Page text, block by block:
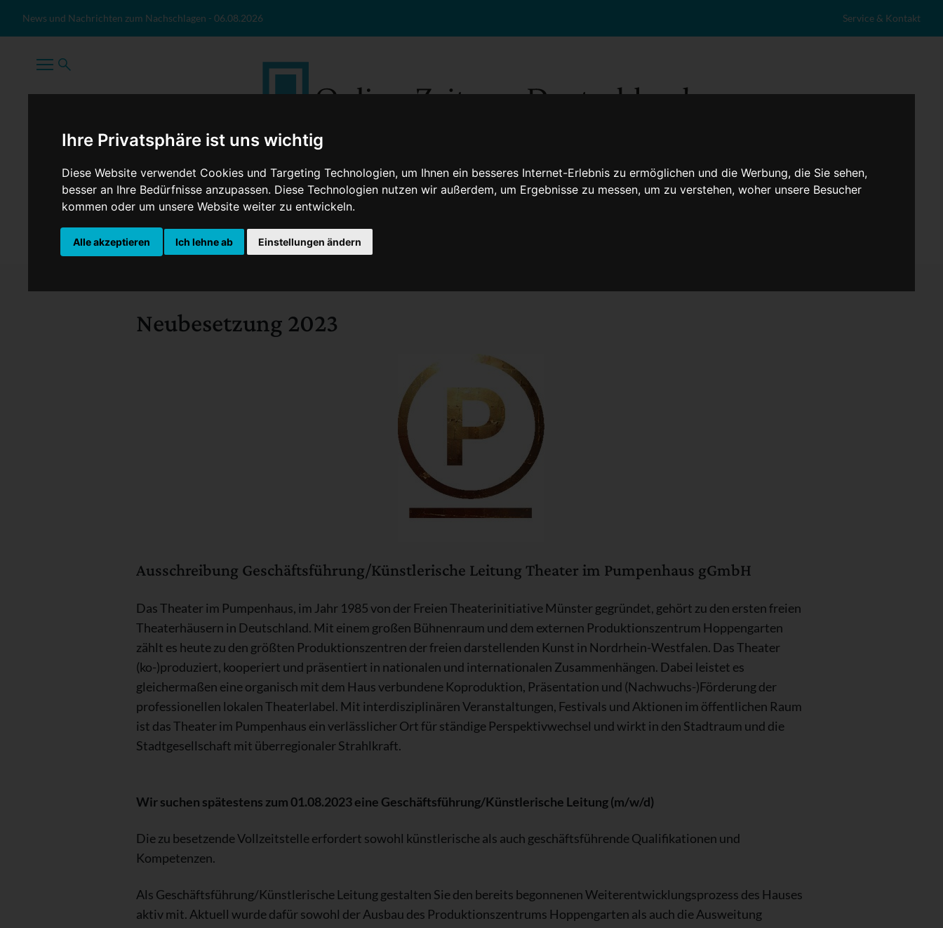
Ihre Privatsphäre ist uns wichtig
Diese Website verwendet Cookies und Targeting Technologien, um Ihnen ein besseres Internet-Erlebnis zu ermöglichen und die Werbung, die Sie sehen,
besser an Ihre Bedürfnisse anzupassen. Diese Technologien nutzen wir außerdem, um Ergebnisse zu messen, um zu verstehen, woher unsere Besucher
kommen oder um unsere Website weiter zu entwickeln.
Alle akzeptieren Ich lehne ab Einstellungen ändern
News und Nachrichten zum Nachschlagen - 06.08.2026 Service & Kontakt
TopNews Politik Sport Wirtschaft Firmennews Gesellschaft
Neubesetzung 2023
Ausschreibung Geschäftsführung/Künstlerische Leitung Theater im Pumpenhaus gGmbH
Das Theater im Pumpenhaus, im Jahr 1985 von der Freien Theaterinitiative Münster gegründet, gehört zu den ersten freien
Theaterhäusern in Deutschland. Mit einem großen Bühnenraum und dem externen Produktionszentrum Hoppengarten
zählt es heute zu den größten Produktionszentren der freien darstellenden Kunst in Nordrhein-Westfalen. Das Theater
(ko-)produziert, kooperiert und präsentiert in nationalen und internationalen Zusammenhängen. Dabei leistet es
gleichermaßen eine organisch mit dem Haus verbundene Koproduktion, Präsentation und (Nachwuchs-)Förderung der
professionellen lokalen Theaterlabel. Mit interdisziplinären Veranstaltungen, Festivals und Aktionen im öffentlichen Raum
ist das Theater im Pumpenhaus ein verlässlicher Ort für ständige Perspektivwechsel und wirkt in den Stadtraum und die
Stadtgesellschaft mit überregionaler Strahlkraft.
Wir suchen spätestens zum 01.08.2023 eine Geschäftsführung/Künstlerische Leitung (m/w/d)
Die zu besetzende Vollzeitstelle erfordert sowohl künstlerische als auch geschäftsführende Qualifikationen und
Kompetenzen.
Als Geschäftsführung/Künstlerische Leitung gestalten Sie den bereits begonnenen Weiterentwicklungsprozess des Hauses
aktiv mit. Aktuell wurde dafür sowohl der Ausbau des Produktionszentrums Hoppengarten als auch die Ausweitung